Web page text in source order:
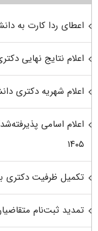
اعطای ردا کارت به
اعلام نتایج نهایی
اعلام شهریه دکتری
اعلام اسامی
۱۴۰۵
تکمیل ظرفیت دکتری
تمدید ثبت‌نام متقاضیان